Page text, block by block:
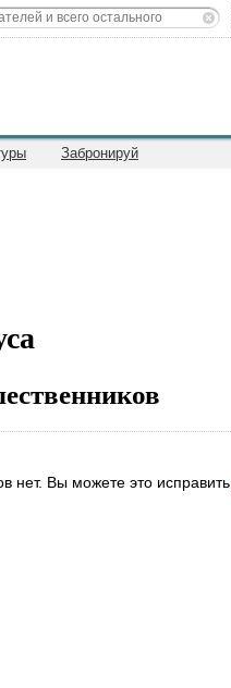
Забронируй
нет. Вы можете это исправить,